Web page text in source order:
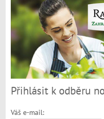
Přihlásit k odběru
Váš e-mail: